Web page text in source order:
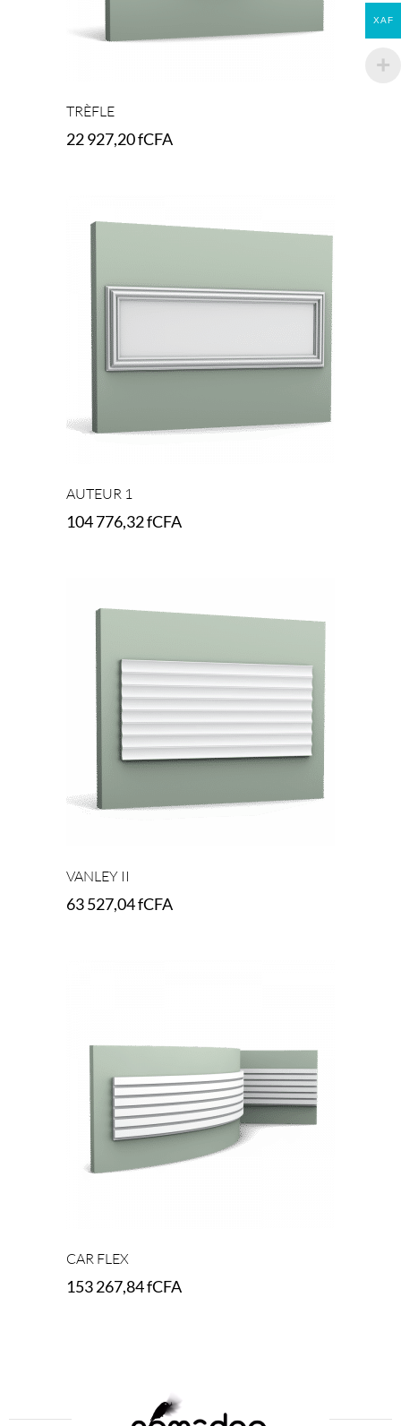
TRÈFLE
22 927,20fCFA
AUTEUR 1
104 776,32fCFA
VANLEY II
63 527,04fCFA
CAR FLEX
153 267,84fCFA
XAF